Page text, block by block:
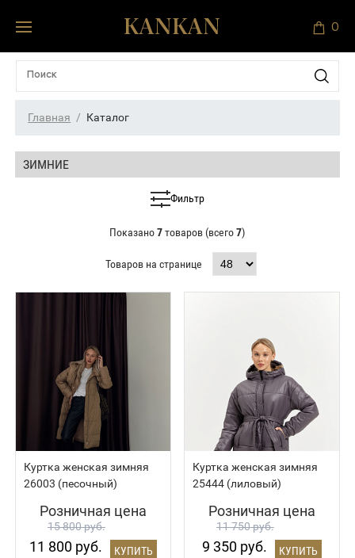
0
Главная Каталог
ЗИМНИЕ
Фильтр
Показано7товаров (всего7)
Товаров на странице
Куртка женская зимняя
26003 (песочный)
Розничная цена
15 800 руб.
11 800 руб. КУПИТЬ
Куртка женская зимняя
25444 (лиловый)
Розничная цена
11 750 руб.
9 350 руб. КУПИТЬ